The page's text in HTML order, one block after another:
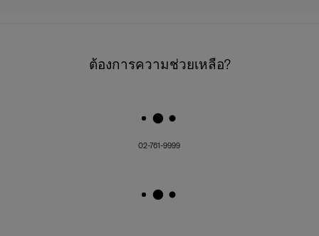
ต้องการความช่วยเหลือ?
02-761-9999